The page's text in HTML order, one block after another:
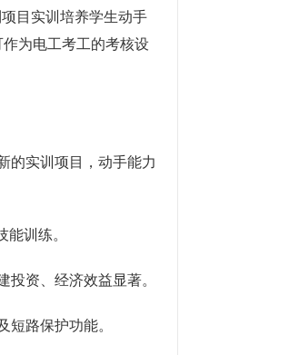
目实训培养学生动手
为电工考工的考核设
的实训项目，动手能力
训练。
资、经济效益显著。
路保护功能。